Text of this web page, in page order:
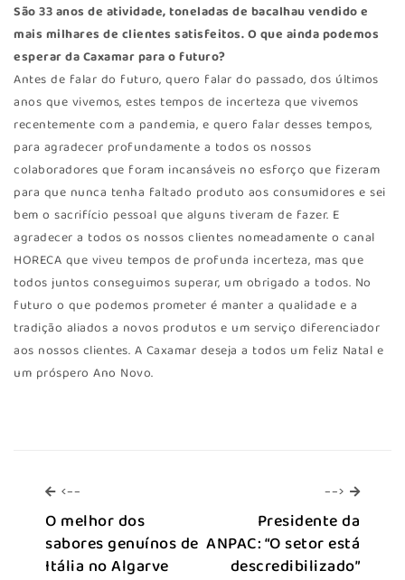
São 33 anos de atividade, toneladas de bacalhau vendido e
mais milhares de clientes satisfeitos. O que ainda podemos
esperar da Caxamar para o futuro?
Antes de falar do futuro, quero falar do passado, dos últimos
anos que vivemos, estes tempos de incerteza que vivemos
recentemente com a pandemia, e quero falar desses tempos,
para agradecer profundamente a todos os nossos
colaboradores que foram incansáveis no esforço que fizeram
para que nunca tenha faltado produto aos consumidores e sei
bem o sacrifício pessoal que alguns tiveram de fazer. E
agradecer a todos os nossos clientes nomeadamente o canal
HORECA que viveu tempos de profunda incerteza, mas que
todos juntos conseguimos superar, um obrigado a todos. No
futuro o que podemos prometer é manter a qualidade e a
tradição aliados a novos produtos e um serviço diferenciador
aos nossos clientes. A Caxamar deseja a todos um feliz Natal e
um próspero Ano Novo.
<--
O melhor dos
sabores genuínos de
Itália no Algarve
--> -->
Presidente da
ANPAC: “O setor está
descredibilizado”